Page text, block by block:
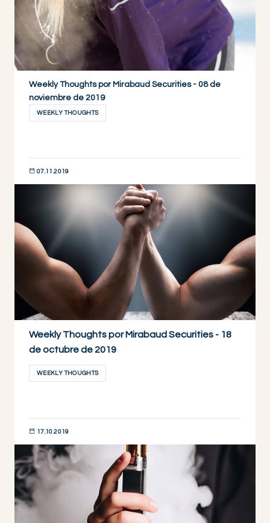
Weekly Thoughts por Mirabaud Securities - 08 de
noviembre de 2019
WEEKLY THOUGHTS
07.11.2019
Weekly Thoughts por Mirabaud Securities - 18
de octubre de 2019
WEEKLY THOUGHTS
17.10.2019
DESCUBRIR AHORA